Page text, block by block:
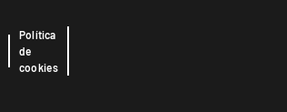
Política
de
cookies